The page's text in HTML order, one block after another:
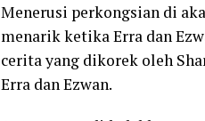
Menerusi perkongsian di
menarik ketika Erra dan
cerita yang dikorek oleh
Erra dan Ezwan.